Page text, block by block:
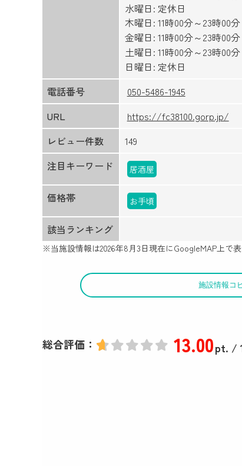
水曜日: 定休日
木曜日: 11時00分～23時00分
金曜日: 11時00分～23時00分
土曜日: 11時00分～23時00分
日曜日: 定休日
電話番号
050-5486-1945
URL
https://fc38100.gorp.jp/
レビュー件数
149
注目キーワード
居酒屋
価格帯 お手頃
該当ランキング
※当施設情報は2026年8月3日現在にGoogleMAP上で
施設情報コ
総合評価： 13.00pt. /